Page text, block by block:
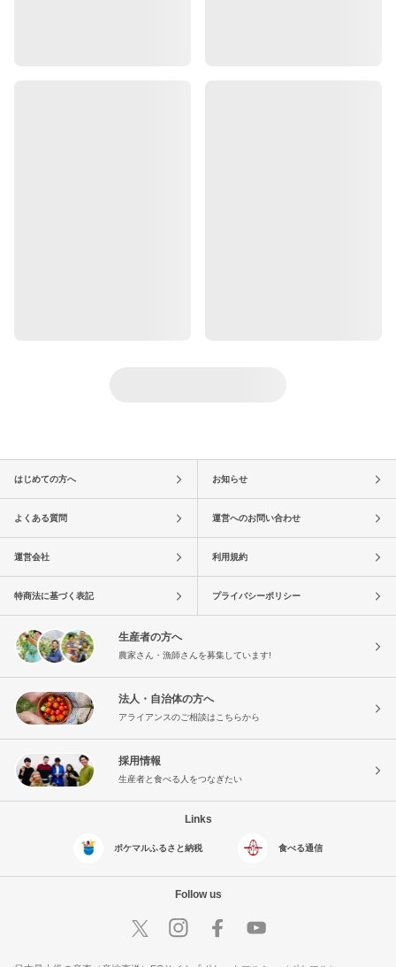
はじめての方へ お知らせ
よくある質問 運営へのお問い合わせ
運営会社 利用規約
特商法に基づく表記 プライバシーポリシー
生産者の方へ
農家さん・漁師さんを募集しています!
法人・自治体の方へ
アライアンスのご相談はこちらから
採用情報
生産者と食べる人をつなぎたい
Links
ポケマルふるさと納税 食べる通信
Follow us